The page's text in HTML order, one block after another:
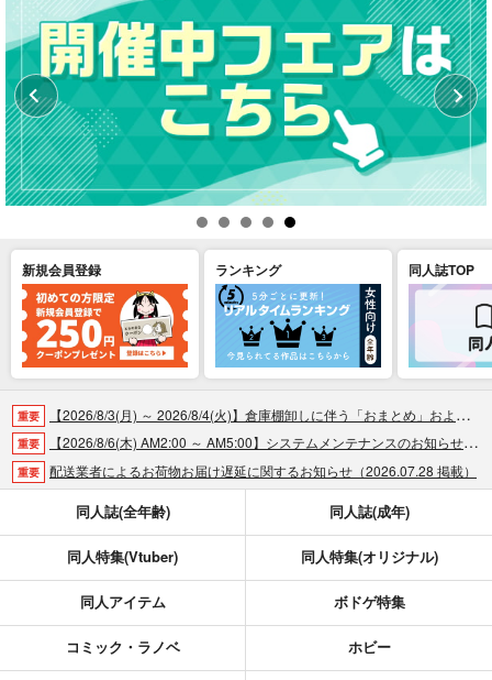
新規会員登録 ランキング 同人誌TOP
重要 【2026/8/3(月) ～ 2026/8/4(火)】倉庫棚卸しに伴う「おまとめ」および「商品の出荷」休止のお知らせ（2026.07.30 掲載）
重要 【2026/8/6(木) AM2:00 ～ AM5:00】システムメンテナンスのお知らせ（2026.07.30 掲載）
重要 配送業者によるお荷物お届け遅延に関するお知らせ（2026.07.28 掲載）
【2026/4/1より】とらのあなプレミアム、新支払い方法＆新プラン導入のお知らせ（2026.03.09 掲載）
重要 おまとめサイクル「定期便(月2)」一般会員様の利用再開のお知らせ（2026.02.05 掲載）
「とらのあな×駿河屋日本橋乙女同人誌館」通販店頭受取サービス開始のお知らせ（2026.01.05 更新｜2025.12.30 掲載）
【2025/12/1より】「通販ポイント⇒とらコイン変換キャンペーン」終了のお知らせ（2025.11.21 掲載）
重要 個人情報保護方針の改定について（2025.09.19 更新｜2025.08.01 掲載）
同人誌(全年齢) 同人誌(成年)
同人特集(Vtuber) 同人特集(オリジナル)
同人アイテム ボドゲ特集
コミック・ラノベ ホビー